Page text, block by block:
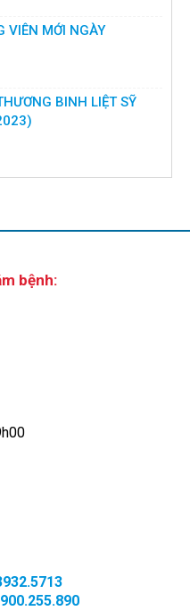
VIÊN MỚI NGÀY
BINH LIỆT SỸ
bệnh: